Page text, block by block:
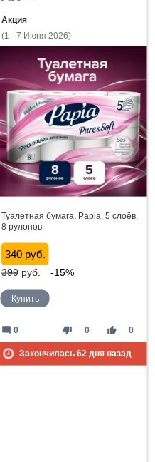
Акция
(1 - 7 Июня 2026)
Туалетная бумага, Papia, 5 слоёв,
8 рулонов
340 руб.
399руб. -15%
Купить
thumb_down 0 thumb_up 0
mode_comment 0
Закончилась 62дня назад